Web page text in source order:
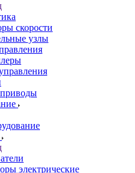
скорости
узлы
электрические